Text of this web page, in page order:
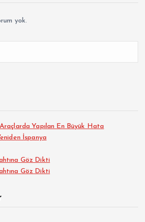
yok.
Yapılan En Büyük Hata
İspanya
Göz Dikti
Göz Dikti